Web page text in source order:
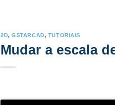
2D,GSTARCAD, TUTORIAIS
Mudar a escala